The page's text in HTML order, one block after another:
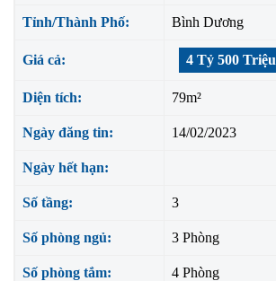
Tỉnh/Thành Phố: Bình Dương
Giá cả: 4 Tỷ 500 Triệu
Diện tích: 79m²
Ngày đăng tin: 14/02/2023
Ngày hết hạn:
Số tầng: 3
Số phòng ngủ: 3 Phòng
Số phòng tắm: 4 Phòng